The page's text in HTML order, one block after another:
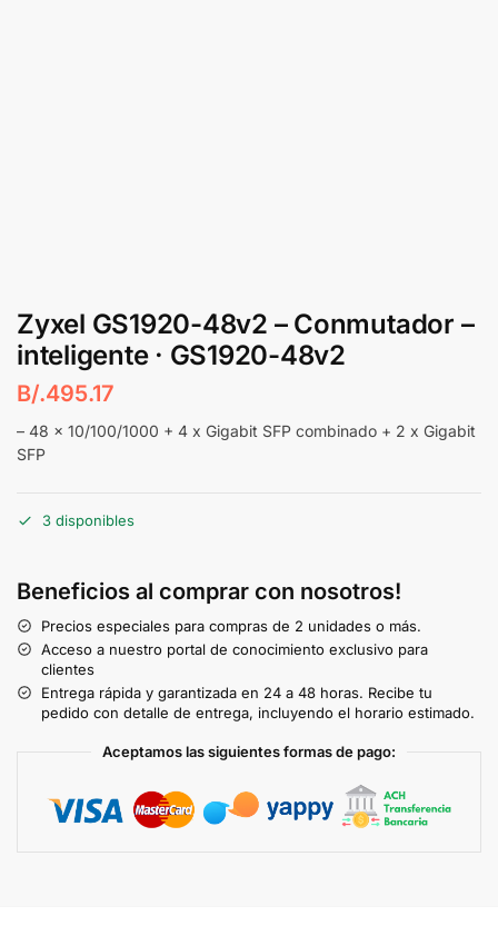
Zyxel GS1920-48v2 – Conmutador –
inteligente · GS1920-48v2
B/.495.17
– 48 x 10/100/1000 + 4 x Gigabit SFP combinado + 2 x Gigabit
SFP
3 disponibles
Beneficios al comprar con nosotros!
Precios especiales para compras de 2 unidades o más.
Acceso a nuestro portal de conocimiento exclusivo para
clientes
Entrega rápida y garantizada en 24 a 48 horas. Recibe tu
pedido con detalle de entrega, incluyendo el horario estimado.
Aceptamos las siguientes formas de pago: